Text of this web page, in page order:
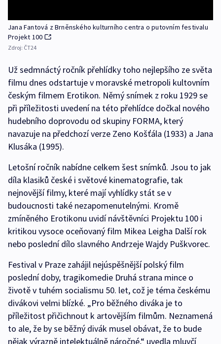
Jana Fantová z Brněnského kulturního centra o putovním festivalu
Projekt 100
Zdroj: ČT24
Už sedmnáctý ročník přehlídky toho nejlepšího ze světa
filmu dnes odstartuje v moravské metropoli kultovním
českým filmem Erotikon. Němý snímek z roku 1929 se
při příležitosti uvedení na této přehlídce dočkal nového
hudebního doprovodu od skupiny FORMA, který
navazuje na předchozí verze Zeno Košťála (1933) a Jana
Klusáka (1995).
Letošní ročník nabídne celkem šest snímků. Jsou to jak
díla klasiků české i světové kinematografie, tak
nejnovější filmy, které mají vyhlídky stát se v
budoucnosti také nezapomenutelnými. Kromě
zmíněného Erotikonu uvidí návštěvníci Projektu 100 i
kritikou vysoce oceňovaný film Mikea Leigha Další rok
nebo poslední dílo slavného Andrzeje Wajdy Puškvorec.
Festival v Praze zahájil nejúspěšnější polský film
poslední doby, tragikomedie Druhá strana mince o
životě v tuhém socialismu 50. let, což je téma českému
divákovi velmi blízké. „Pro běžného diváka je to
příležitost přičichnout k artovějším filmům. Neznamená
to ale, že by se běžný divák musel obávat, že to bude
nějak výrazně intelektuálně náročné,“ uvedla mluvčí